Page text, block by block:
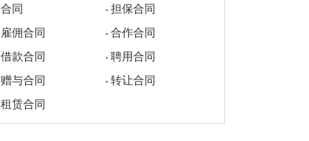
合同
担保合同
雇佣合同
合作合同
借款合同
聘用合同
赠与合同
转让合同
租赁合同